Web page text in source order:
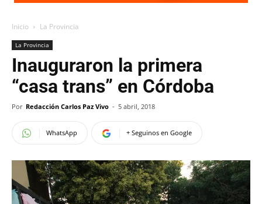
Inicio La Provincia
La Provincia
Inauguraron la primera
“casa trans” en Córdoba
Por Redacción Carlos Paz Vivo - 5 abril, 2018
WhatsApp + Seguinos en Google